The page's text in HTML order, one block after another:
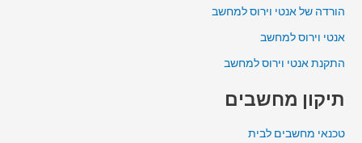
הורדה של אנטי וירוס למחשב
אנטי וירוס למחשב
התקנת אנטי וירוס למחשב
תיקון מחשבים
טכנאי מחשבים לבית